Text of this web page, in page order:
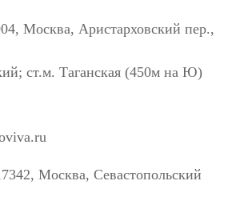
Москва, Аристарховский пер.,
ст.м. Таганская (450м на Ю)
Москва, Севастопольский